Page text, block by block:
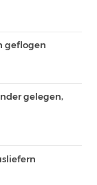
geflogen
gelegen,